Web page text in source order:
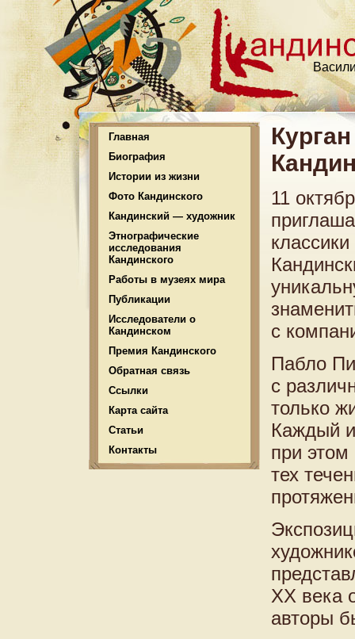
Главная
Биография
Истории из жизни
Фото Кандинского
Кандинский — художник
Этнографические
исследования
Кандинского
Работы в музеях мира
Публикации
Исследователи о
Кандинском
Премия Кандинского
Обратная связь
Ссылки
Карта сайта
Статьи
Контакты
11
с
Пабло
с
только
Каждый
при
тех
ХХ века
авторы